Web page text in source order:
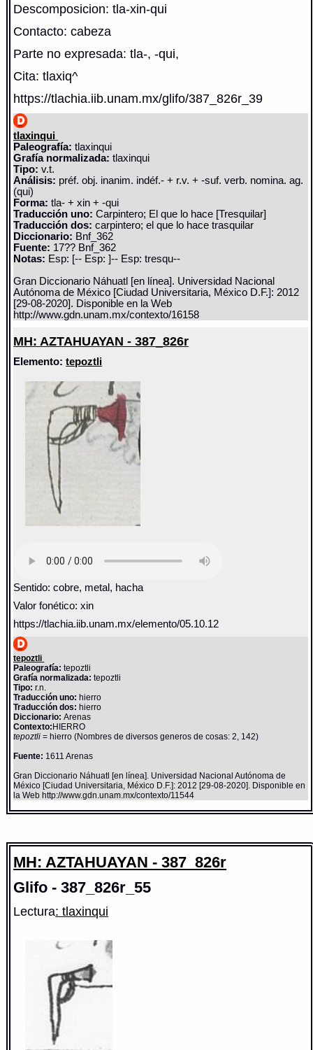
Descomposicion: tla-xin-qui
Contacto: cabeza
Parte no expresada: tla-, -qui,
Cita: tlaxiq^
https://tlachia.iib.unam.mx/glifo/387_826r_39
tlaxinqui
Paleografía: tlaxinqui
Grafía normalizada: tlaxinqui
Tipo: v.t.
Análisis: préf. obj. inanim. indéf.- + r.v. + -suf. verb. nomina. ag.
(qui)
Forma: tla- + xin + -qui
Traducción uno: Carpintero; El que lo hace [Tresquilar]
Traducción dos: carpintero; el que lo hace trasquilar
Diccionario: Bnf_362
Fuente: 17?? Bnf_362
Notas: Esp: [-- Esp: ]-- Esp: tresqu--
Gran Diccionario Náhuatl [en línea]. Universidad Nacional
Autónoma de México [Ciudad Universitaria, México D.F.]: 2012
[29-08-2020]. Disponible en la Web
http://www.gdn.unam.mx/contexto/16158
MH: AZTAHUAYAN - 387_826r
Elemento:tepoztli
Sentido: cobre, metal, hacha
Valor fonético: xin
https://tlachia.iib.unam.mx/elemento/05.10.12
tepoztli
Paleografía: tepoztli
Grafía normalizada: tepoztli
Tipo: r.n.
Traducción uno: hierro
Traducción dos: hierro
Diccionario:Arenas
Contexto:HIERRO
tepoztli= hierro (Nombres de diversos generos de cosas: 2, 142)
Fuente: 1611 Arenas
Gran Diccionario Náhuatl [en línea]. Universidad Nacional Autónoma de
México [Ciudad Universitaria, México D.F.]: 2012 [29-08-2020]. Disponible en
la Web http://www.gdn.unam.mx/contexto/11544
MH: AZTAHUAYAN - 387_826r
Glifo - 387_826r_55
Lectura: tlaxinqui